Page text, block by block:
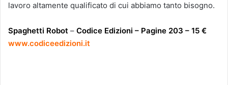
lavoro altamente qualificato di cui abbiamo tanto bisogno.
Spaghetti Robot – Codice Edizioni – Pagine 203 – 15 €
www.codiceedizioni.it